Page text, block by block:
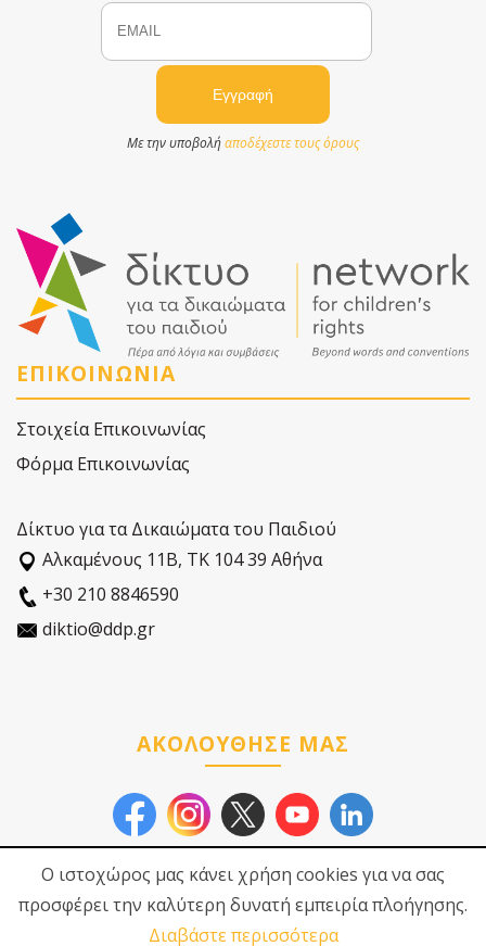
Email
Με την υποβολήαποδέχεστε τους όρους
ΕΠΙΚΟΙΝΩΝΙΑ
Στοιχεία Επικοινωνίας
Φόρμα Επικοινωνίας
Δίκτυο για τα Δικαιώματα του Παιδιού
Αλκαµένους 11Β, ΤΚ 104 39 Αθήνα
+30 210 8846590
diktio@ddp.gr
ΑΚΟΛΟΥΘΗΣΕ ΜΑΣ
Δίκτυο για τα Πολιτική Προστασίας
Ο ιστοχώρος μας κάνει χρήση cookies για να σας
προσφέρει την καλύτερη δυνατή εμπειρία πλοήγησης.
Διαβάστε περισσότερα